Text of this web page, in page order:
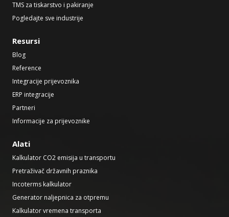
TMS za tiskarstvo i pakiranje
Pogledajte sve industrije
Resursi
Blog
Reference
Integracije prijevoznika
ERP integracije
Partneri
Informacije za prijevoznike
Alati
Kalkulator CO2 emisija u transportu
Pretraživač državnih praznika
Incoterms kalkulator
Generator naljepnica za otpremu
Kalkulator vremena transporta